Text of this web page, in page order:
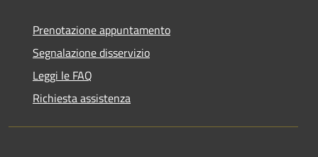
Prenotazione appuntamento
Segnalazione disservizio
Leggi le FAQ
Richiesta assistenza